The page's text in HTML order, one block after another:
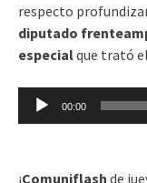
respecto
diputado
especialque trató
Reproductor
00:00
¡Comuniflash de